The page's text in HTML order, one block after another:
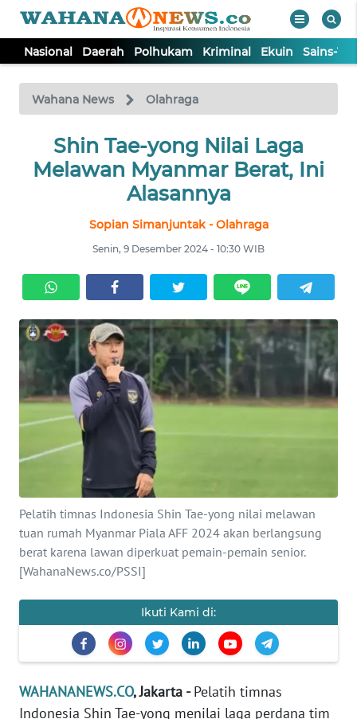
Nasional Daerah Polhukam Kriminal Ekuin Sains-
Wahana News Olahraga
Shin Tae-yong Nilai Laga
Melawan Myanmar Berat, Ini
Alasannya
Sopian Simanjuntak - Olahraga
Senin, 9 Desember 2024 - 10:30 WIB
Pelatih timnas Indonesia Shin Tae-yong nilai melawan
tuan rumah Myanmar Piala AFF 2024 akan berlangsung
berat karena lawan diperkuat pemain-pemain senior.
[WahanaNews.co/PSSI]
Ikuti Kami di:
WAHANANEWS.CO, Jakarta -Pelatih timnas
Indonesia Shin Tae-yong menilai laga perdana tim
TV
Tutup
NASIONAL
KRIMINAL
EKUIN
SAINS-TEKNO
KESEHATAN
INTERNASIONAL
SERBA-SERBI